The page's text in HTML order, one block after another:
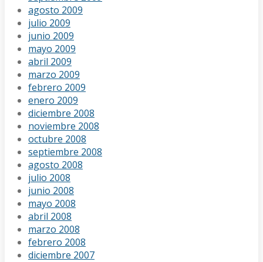
agosto 2009
julio 2009
junio 2009
mayo 2009
abril 2009
marzo 2009
febrero 2009
enero 2009
diciembre 2008
noviembre 2008
octubre 2008
septiembre 2008
agosto 2008
julio 2008
junio 2008
mayo 2008
abril 2008
marzo 2008
febrero 2008
diciembre 2007